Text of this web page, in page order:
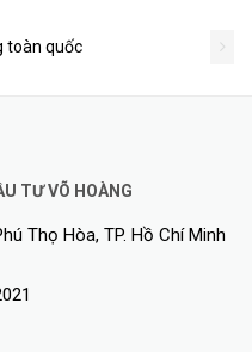
toàn quốc
TƯ VÕ HOÀNG
Thọ Hòa, TP. Hồ Chí Minh